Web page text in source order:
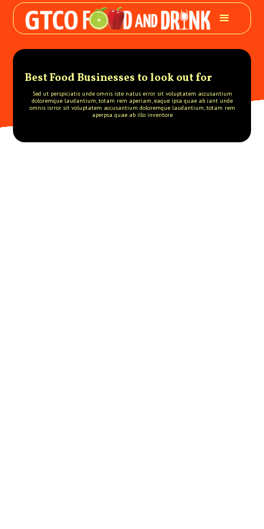
Best Food Businesses to look out for
Sed ut perspiciatis unde omnis iste natus error sit voluptatem accusantium
doloremque laudantium, totam rem aperiam, eaque ipsa quae ab iant unde
omnis isrror sit voluptatem accusantium doloremque laudantium, totam rem
aperpsa quae ab illo inventore